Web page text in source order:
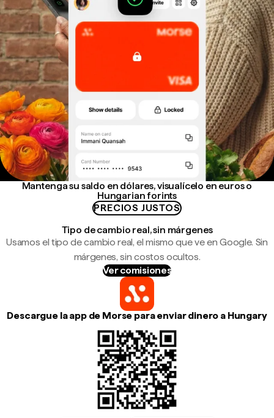
Mantenga su saldo en dólares, visualícelo en euros o
Hungarian forints
PRECIOS JUSTOS
Tipo de cambio real, sin márgenes
Usamos el tipo de cambio real, el mismo que ve en Google. Sin
márgenes, sin costos ocultos.
Ver comisiones
Descargue la app de Morse para enviar dinero a Hungary